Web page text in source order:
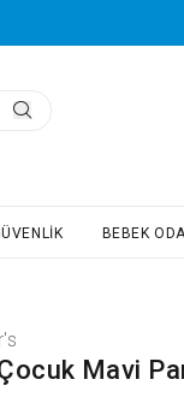
BEBEK
Mavi